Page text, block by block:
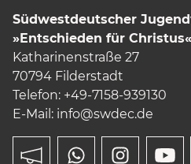
Südwestdeutscher
»Entschieden für Christus«
Katharinenstraße 27
70794 Filderstadt
Telefon: +49-7158-939130
E-Mail: info@swdec.de